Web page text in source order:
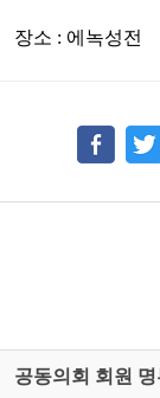
장소 : 에녹성전
공동의회 회원